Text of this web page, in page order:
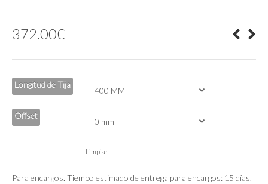
372.00€
Longitud de Tija
Offset
Limpiar
Para encargos. Tiempo estimado de entrega para encargos: 15 días.